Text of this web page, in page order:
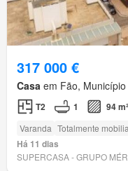
317 000 €
Casa em Fão,
T2 1 94 m²
Varanda Totalmente
Há 11 dias
SUPERCASA - GRUPO